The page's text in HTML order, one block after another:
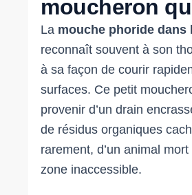
moucheron
La mouche phoride dans
reconnaît souvent à son
à sa façon de courir
surfaces. Ce petit
provenir d’un drain
de résidus organiques
rarement, d’un animal
zone inaccessible.